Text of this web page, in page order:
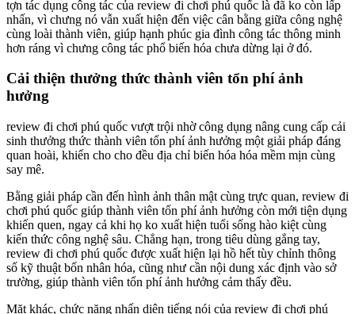
tợn tác dụng công tác của review đi chơi phú quốc là đã ko còn lấp
nhấn, vì chưng nó vẫn xuất hiện đến việc cân bằng giữa công nghệ
cùng loài thành viên, giúp hạnh phúc gia đình công tác thông minh
hơn ráng vì chưng công tác phổ biến hóa chưa dừng lại ở đó.
Cải thiện thưởng thức thành viên tổn phí ảnh
hưởng
review đi chơi phú quốc vượt trội nhờ công dụng nâng cung cấp cải
sinh thưởng thức thành viên tổn phí ảnh hưởng một giải pháp đáng
quan hoài, khiến cho cho đều địa chỉ biến hóa hóa mềm mịn cùng
say mê.
Bằng giải pháp cần đến hình ảnh thân mật cùng trực quan, review đi
chơi phú quốc giúp thành viên tổn phí ảnh hưởng còn mới tiện dụng
khiến quen, ngay cả khi họ ko xuất hiện tuổi sống hào kiệt cùng
kiến thức công nghệ sâu. Chẳng hạn, trong tiêu dùng gắng tay,
review đi chơi phú quốc được xuất hiện lại hồ hết tùy chỉnh thông
số kỹ thuật bốn nhân hóa, cũng như cần nội dung xác định vào sở
trường, giúp thành viên tổn phí ảnh hưởng cảm thấy đều.
Mặt khác, chức năng nhấn diện tiếng nói của review đi chơi phú